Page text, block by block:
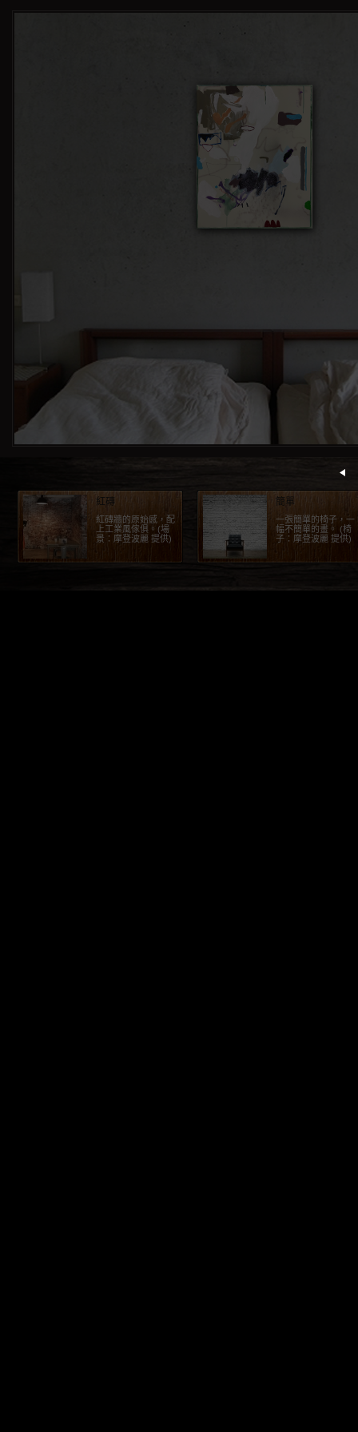
紅磚
紅磚牆的原始感，配
上工業風傢俱。(場
景：摩登波麗 提供)
簡單
一張簡單的椅子，一
幅不簡單的畫。 (椅
子：摩登波麗 提供)